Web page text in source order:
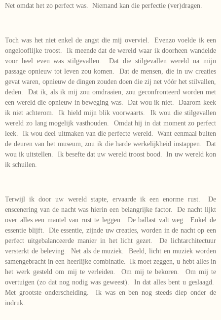
Net omdat het zo perfect was. Niemand kan die perfectie (ver)dragen.
Toch was het niet enkel de angst die mij overviel. Evenzo voelde ik een
ongelooflijke troost. Ik meende dat de wereld waar ik doorheen wandelde
voor heel even was stilgevallen. Dat die stilgevallen wereld na mijn
passage opnieuw tot leven zou komen. Dat de mensen, die in uw creaties
gevat waren, opnieuw de dingen zouden doen die zij net vóór het stilvallen,
deden. Dat ik, als ik mij zou omdraaien, zou geconfronteerd worden met
een wereld die opnieuw in beweging was. Dat wou ik niet. Daarom keek
ik niet achterom. Ik hield mijn blik voorwaarts. Ik wou die stilgevallen
wereld zo lang mogelijk vasthouden. Omdat hij in dat moment zo perfect
leek. Ik wou deel uitmaken van die perfecte wereld. Want eenmaal buiten
de deuren van het museum, zou ik die harde werkelijkheid instappen. Dat
wou ik uitstellen. Ik besefte dat uw wereld troost bood. In uw wereld kon
ik schuilen.
Terwijl ik door uw wereld stapte, ervaarde ik een enorme rust. De
enscenering van de nacht was hierin een belangrijke factor. De nacht lijkt
over alles een mantel van rust te leggen. De ballast valt weg. Enkel de
essentie blijft. Die essentie, zijnde uw creaties, worden in de nacht op een
perfect uitgebalanceerde manier in het licht gezet. De lichtarchitectuur
versterkt de beleving. Net als de muziek. Beeld, licht en muziek worden
samengebracht in een heerlijke combinatie. Ik moet zeggen, u hebt alles in
het werk gesteld om mij te verleiden. Om mij te bekoren. Om mij te
overtuigen (zo dat nog nodig was geweest). In dat alles bent u geslaagd.
Met grootste onderscheiding. Ik was en ben nog steeds diep onder de
indruk.